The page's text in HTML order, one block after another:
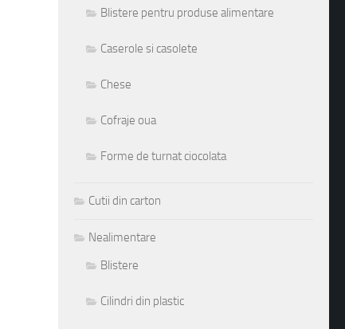
Blistere pentru produse alimentare
Caserole si casolete
Chese
Cofraje oua
Forme de turnat ciocolata
Cutii din carton
Nealimentare
Blistere
Cilindri din plastic